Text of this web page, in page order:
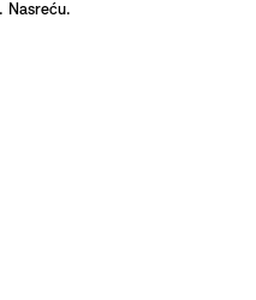
Nasreću.